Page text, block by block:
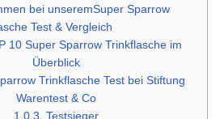
bei unseremSuper Sparrow
Test & Vergleich
10 Super Sparrow Trinkflasche im
Überblick
Trinkflasche Test bei Stiftung
Warentest & Co
1.0.3. Testsieger